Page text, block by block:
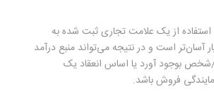
استفاده از یک علامت تجاری ثبت شده به
آسان‌تر است و در نتیجه می‌تواند منبع درآمد
بوجود آورد یا اساس انعقاد یک
فروش باشد.